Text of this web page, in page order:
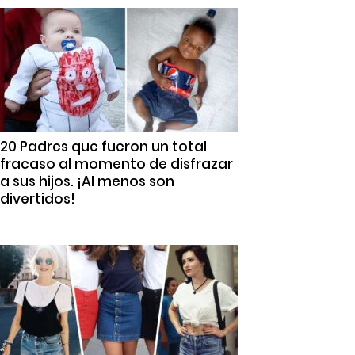
20 Padres que fueron un total
fracaso al momento de disfrazar
a sus hijos. ¡Al menos son
divertidos!